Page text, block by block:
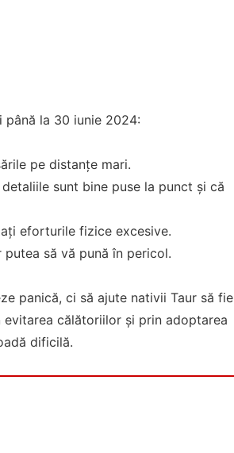
la 30 iunie 2024:
pe distanțe mari.
sunt bine puse la punct și că
eforturile fizice excesive.
să vă pună în pericol.
panică, ci să ajute nativii Taur să fie
călătoriilor și prin adoptarea
dificilă.